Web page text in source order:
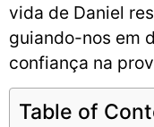
vida de Daniel
guiando-nos em
confiança na
Table of